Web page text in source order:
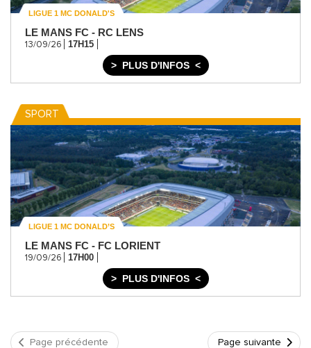
LIGUE 1 MC DONALD'S
LE MANS FC - RC LENS
13/09/26 17H15
PLUS D'INFOS
SPORT
LIGUE 1 MC DONALD’S
LE MANS FC - FC LORIENT
19/09/26 17H00
PLUS D'INFOS
Page précédente Page suivante